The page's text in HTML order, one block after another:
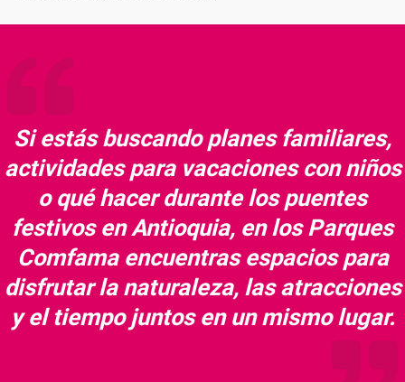
Si estás buscando planes familiares,
actividades para vacaciones con niños
o qué hacer durante los puentes
festivos en Antioquia, en los Parques
Comfama encuentras espacios para
disfrutar la naturaleza, las atracciones
y el tiempo juntos en un mismo lugar.